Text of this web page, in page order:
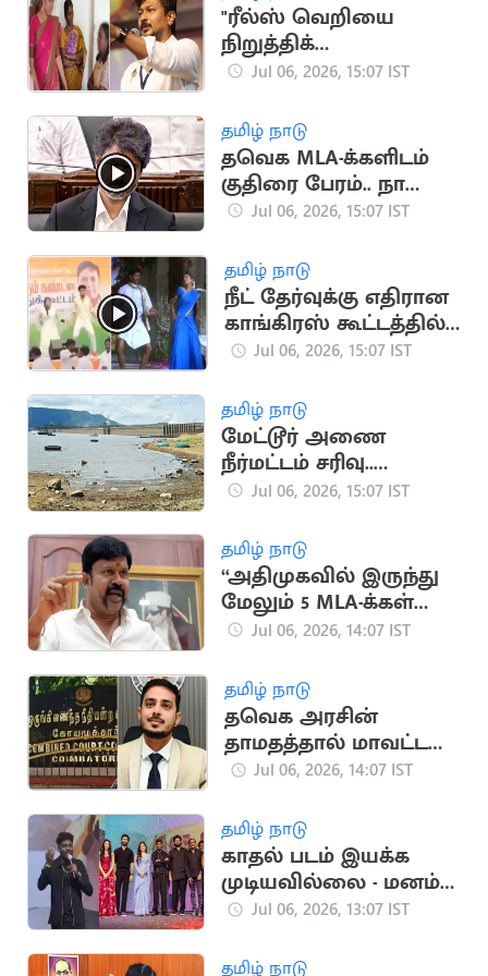
"ரீல்ஸ் வெறியை
நிறுத்திக்
கொள்ளுங்கள்"..
உதயநிதி கண்டனம்
Jul 06, 2026, 15:07 IST
தமிழ் நாடு
தவெக MLA-க்களிடம்
குதிரை பேரம்.. நாளை
விசாரணை
Jul 06, 2026, 15:07 IST
தமிழ் நாடு
நீட் தேர்வுக்கு எதிரான
காங்கிரஸ் கூட்டத்தில்
'அப்படி போடு'
Jul 06, 2026, 15:07 IST
தமிழ் நாடு
மேட்டூர் அணை
நீர்மட்டம் சரிவு..
டெல்டா விவசாயிகள்
Jul 06, 2026, 15:07 IST
தமிழ் நாடு
“அதிமுகவில் இருந்து
மேலும் 5 MLA-க்கள்
ராஜினாமா”.. கே.சி.
Jul 06, 2026, 14:07 IST
தமிழ் நாடு
தவெக அரசின்
தாமதத்தால் மாவட்ட
ஆட்சியருக்கு ரூ.10,000
Jul 06, 2026, 14:07 IST
தமிழ் நாடு
காதல் படம் இயக்க
முடியவில்லை - மனம்
திறந்த அட்லீ
Jul 06, 2026, 13:07 IST
தமிழ் நாடு